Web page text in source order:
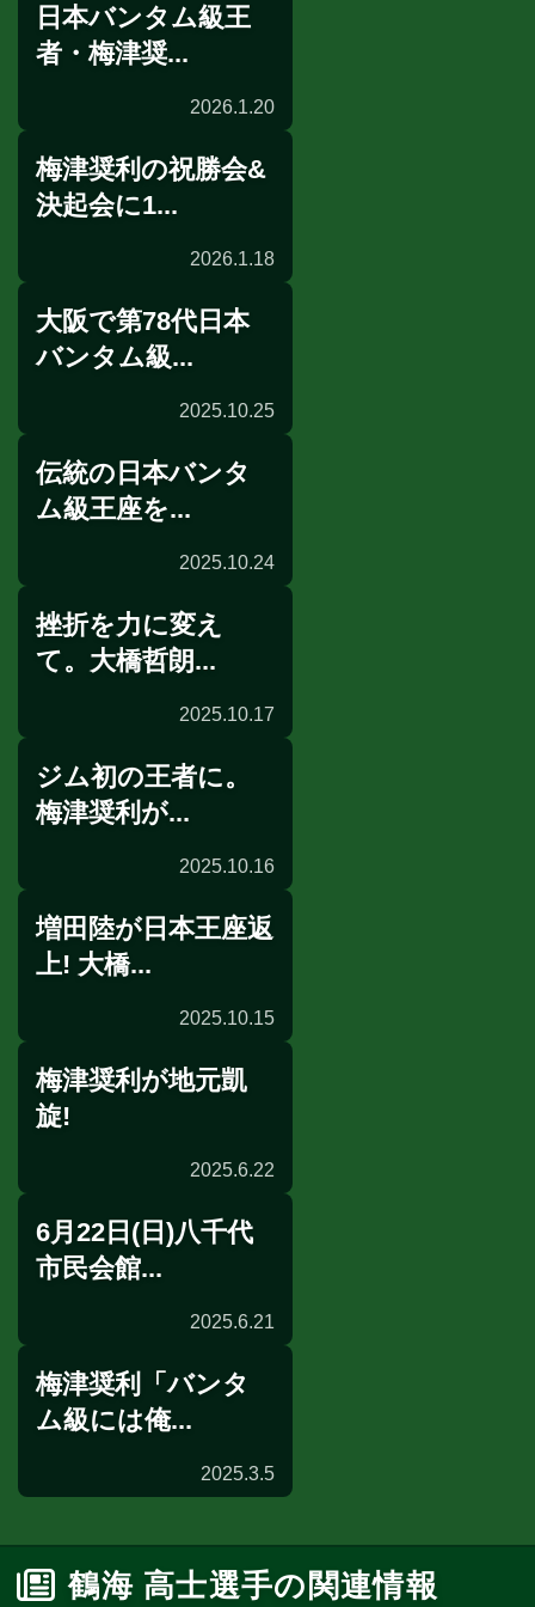
インタビュー
インタビュー
日本バンタム級王
者・梅津奨...
2026.1.20
祝勝会
梅津奨利の祝勝会&
決起会に1...
2026.1.18
試合後談話
大阪で第78代日本
バンタム級...
2025.10.25
前日計量
伝統の日本バンタ
ム級王座を...
2025.10.24
ショートインタビュー
挫折を力に変え
て。大橋哲朗...
2025.10.17
インタビュー
ジム初の王者に。
梅津奨利が...
2025.10.16
タイトル戦発表
増田陸が日本王座返
上! 大橋...
2025.10.15
試合後談話
梅津奨利が地元凱
旋!
2025.6.22
前日計量
6月22日(日)八千代
市民会館...
2025.6.21
梅津奨利「バンタ
ム級には俺...
2025.3.5
鶴海 高士選手の関連情報